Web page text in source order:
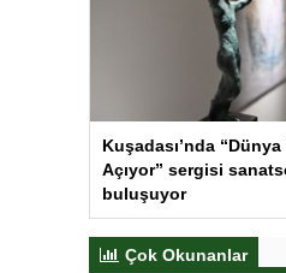
Kuşadası’nda
Açıyor” sergisi
buluşuyor
Çok Okunanlar